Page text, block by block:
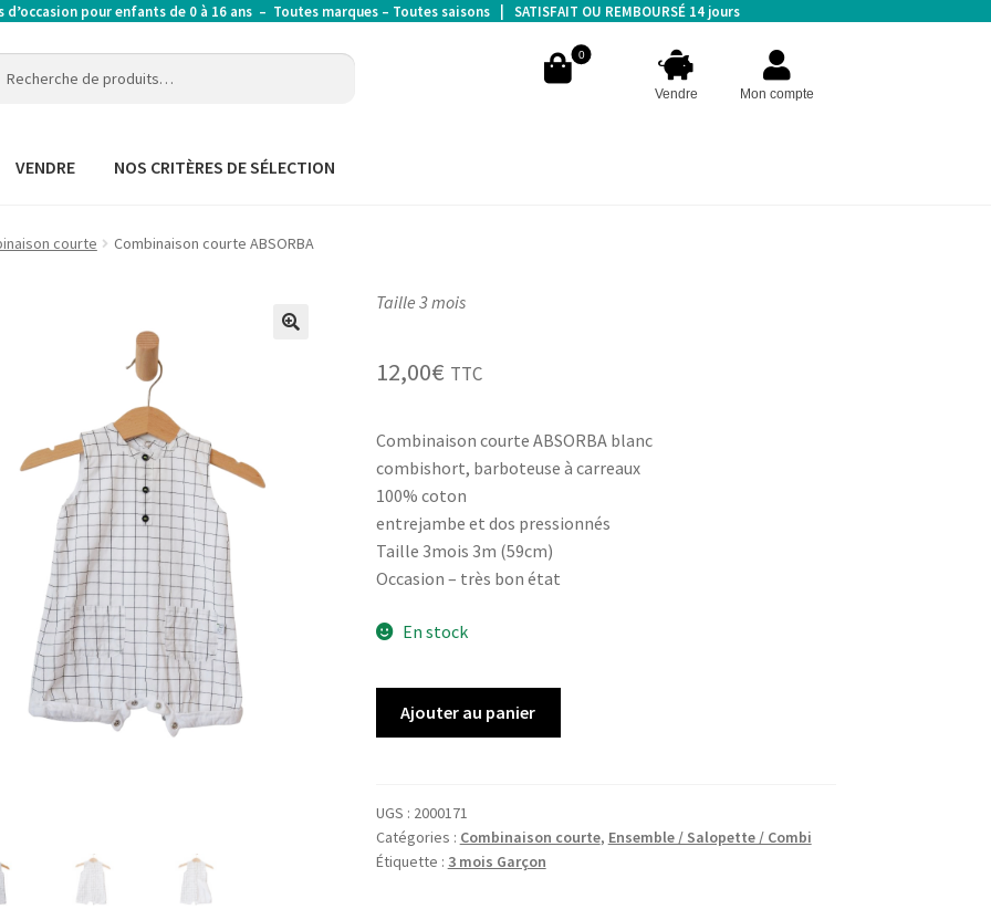
d’occasion pour enfants de 0 à 16 ans – Toutes marques – Toutes saisons | SATISFAIT OU REMBOURSÉ 14 jours
0
Vendre Mon compte
VENDRE NOS CRITÈRES DE SÉLECTION
courte Combinaison courte ABSORBA
Taille 3 mois
12,00€ TTC
Combinaison courte ABSORBA blanc
combishort, barboteuse à carreaux
100% coton
entrejambe et dos pressionnés
Taille 3mois 3m (59cm)
Occasion – très bon état
En stock
ABSORBA
Ajouter au panier
UGS : 2000171
Catégories : Combinaison courte, Ensemble / Salopette / Combi
Étiquette : 3 mois Garçon